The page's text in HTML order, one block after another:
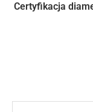
Certyfikacja